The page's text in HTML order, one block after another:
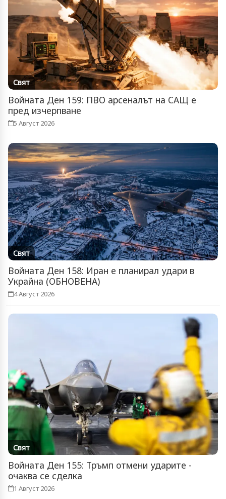
Свят
Войната Ден 159: ПВО арсеналът на САЩ е
пред изчерпване
5 Август 2026
Свят
Войната Ден 158: Иран е планирал удари в
Украйна (ОБНОВЕНА)
4 Август 2026
Свят
Войната Ден 155: Тръмп отмени ударите -
очаква се сделка
1 Август 2026